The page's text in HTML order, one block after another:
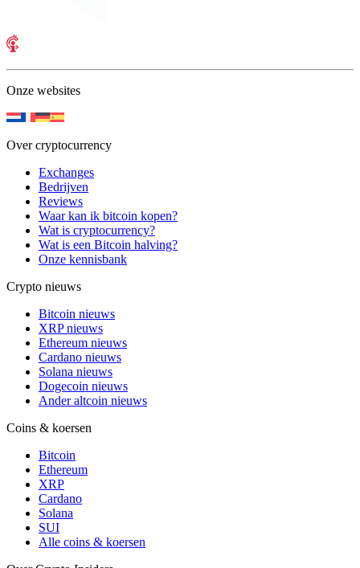
Onze websites
Over cryptocurrency
Exchanges
Bedrijven
Reviews
Waar kan ik bitcoin kopen?
Wat is cryptocurrency?
Wat is een Bitcoin halving?
Onze kennisbank
Crypto nieuws
Bitcoin nieuws
XRP nieuws
Ethereum nieuws
Cardano nieuws
Solana nieuws
Dogecoin nieuws
Ander altcoin nieuws
Coins & koersen
Bitcoin
Ethereum
XRP
Cardano
Solana
SUI
Alle coins & koersen